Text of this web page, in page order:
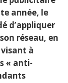
année, le
d’appliquer
réseau, en
à
« anti-